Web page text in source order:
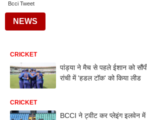
Bcci Tweet
NEWS
CRICKET
पांड्या ने मैच से पहले ईशान को सौंपी
रांची में 'हडल टॉक' को किया लीड
CRICKET
BCCI ने ट्वीट कर प्लेइंग इलवेन में